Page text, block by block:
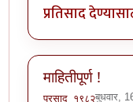
प्रतिसाद
माहितीपूर्ण !
प्रसाद_१९८२बुधवार,